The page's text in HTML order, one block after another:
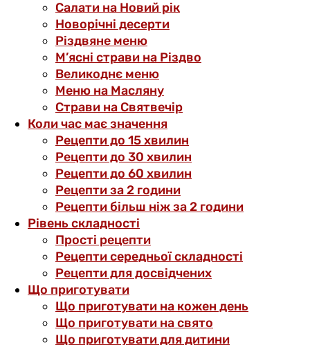
Салати на Новий рік
Новорічні десерти
Різдвяне меню
М’ясні страви на Різдво
Великоднє меню
Меню на Масляну
Страви на Святвечір
Коли час має значення
Рецепти до 15 хвилин
Рецепти до 30 хвилин
Рецепти до 60 хвилин
Рецепти за 2 години
Рецепти більш ніж за 2 години
Рівень складності
Прості рецепти
Рецепти середньої складності
Рецепти для досвідчених
Що приготувати
Що приготувати на кожен день
Що приготувати на свято
Що приготувати для дитини